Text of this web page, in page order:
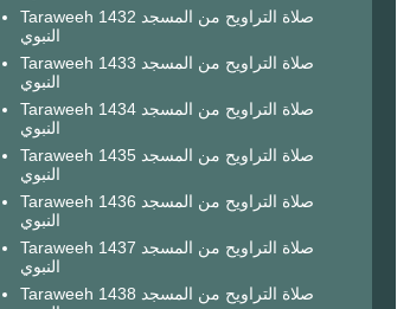
Taraweeh 1432 صلاة التراويح من المسجد
النبوي
Taraweeh 1433 صلاة التراويح من المسجد
النبوي
Taraweeh 1434 صلاة التراويح من المسجد
النبوي
Taraweeh 1435 صلاة التراويح من المسجد
النبوي
Taraweeh 1436 صلاة التراويح من المسجد
النبوي
Taraweeh 1437 صلاة التراويح من المسجد
النبوي
Taraweeh 1438 صلاة التراويح من المسجد